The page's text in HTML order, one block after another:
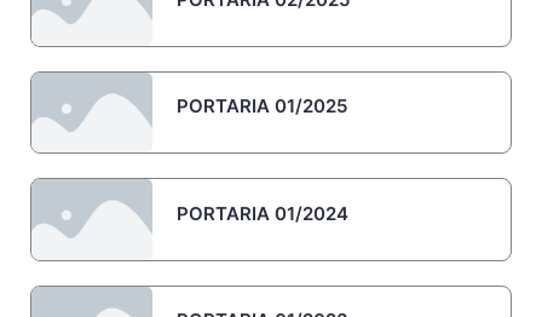
PORTARIA 01/2025
PORTARIA 01/2024